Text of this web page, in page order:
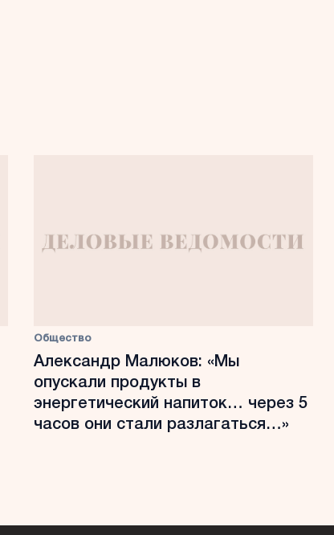
Общество
Александр Малюков: «Мы
опускали продукты в
энергетический напиток… через 5
часов они стали разлагаться…»